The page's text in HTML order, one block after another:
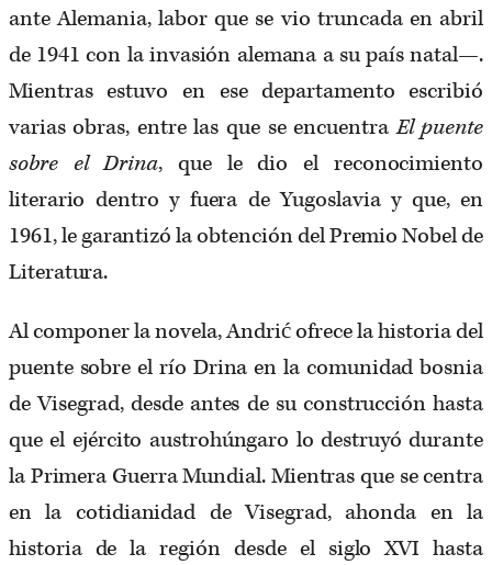
ante Alemania, labor que se vio truncada en abril
de 1941 con la invasión alemana a su país natal—.
Mientras estuvo en ese departamento escribió
varias obras, entre las que se encuentraEl puente
sobre el Drina, que le dio el reconocimiento
literario dentro y fuera de Yugoslavia y que, en
1961, le garantizó la obtención del Premio Nobel de
Literatura.
Al componer la novela, Andrić ofrece la historia del
puente sobre el río Drina en la comunidad bosnia
de Visegrad, desde antes de su construcción hasta
que el ejército austrohúngaro lo destruyó durante
la Primera Guerra Mundial. Mientras que se centra
en la cotidianidad de Visegrad, ahonda en la
historia de la región desde el siglo XVI hasta